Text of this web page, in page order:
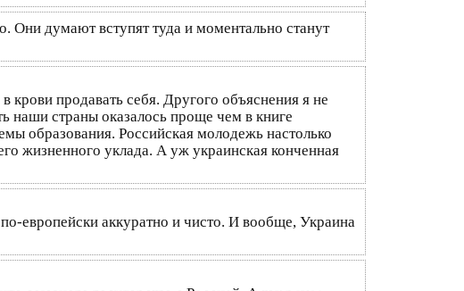
Они думают вступят туда и моментально станут
крови продавать себя. Другого объяснения я не
наши страны оказалось проще чем в книге
образования. Российская молодежь настолько
жизненного уклада. А уж украинская конченная
европейски аккуратно и чисто. И вообще, Украина